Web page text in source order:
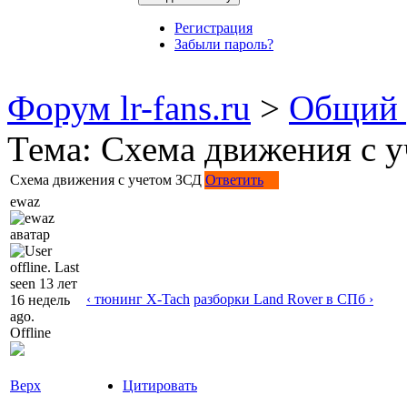
Регистрация
Забыли пароль?
Форум lr-fans.ru > Общий
Тема: Схема движения с
Схема движения с учетом ЗСД Ответить
ewaz
Offline
‹ тюнинг X-Taсh разборки Land Rover в СПб ›
Верх Цитировать